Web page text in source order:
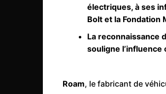
électriques, à ses
Bolt et la Fondation
La reconnaissance
souligne l’influence
Roam, le fabricant de